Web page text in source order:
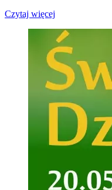
Czytaj więcej